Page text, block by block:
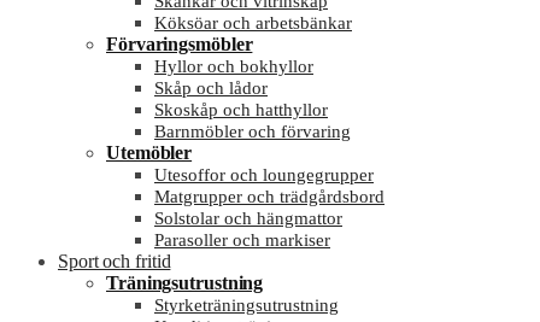
Köksöar och arbetsbänkar
Förvaringsmöbler
Hyllor och bokhyllor
Skåp och lådor
Skoskåp och hatthyllor
Barnmöbler och förvaring
Utemöbler
Utesoffor och loungegrupper
Matgrupper och trädgårdsbord
Solstolar och hängmattor
Parasoller och markiser
Sport och fritid
Träningsutrustning
Styrketräningsutrustning